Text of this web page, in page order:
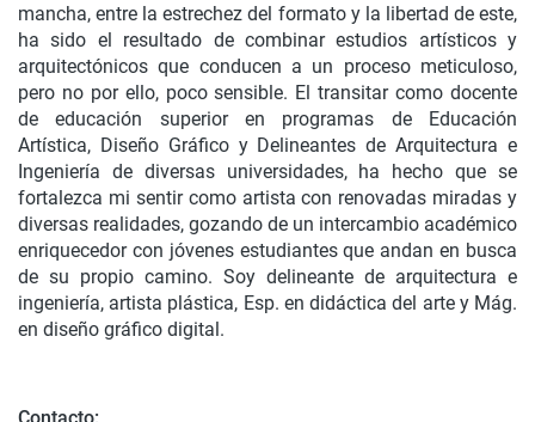
mancha, entre la estrechez del formato y la libertad de este,
ha sido el resultado de combinar estudios artísticos y
arquitectónicos que conducen a un proceso meticuloso,
pero no por ello, poco sensible. El transitar como docente
de educación superior en programas de Educación
Artística, Diseño Gráfico y Delineantes de Arquitectura e
Ingeniería de diversas universidades, ha hecho que se
fortalezca mi sentir como artista con renovadas miradas y
diversas realidades, gozando de un intercambio académico
enriquecedor con jóvenes estudiantes que andan en busca
de su propio camino. Soy delineante de arquitectura e
ingeniería, artista plástica, Esp. en didáctica del arte y Mág.
en diseño gráfico digital.